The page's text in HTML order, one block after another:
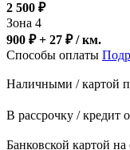
2 500 ₽
Зона 4
900 ₽ + 27 ₽/ км.
Способы оплаты
Наличными / картой
В рассрочку / кредит
Банковской картой на